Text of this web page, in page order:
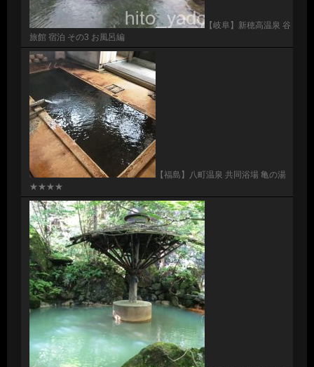
【岐阜】新穂高温泉 谷
旅館 宿泊 その3 お風呂編
【福島】八町温泉 共同浴場 亀の湯
★★★★